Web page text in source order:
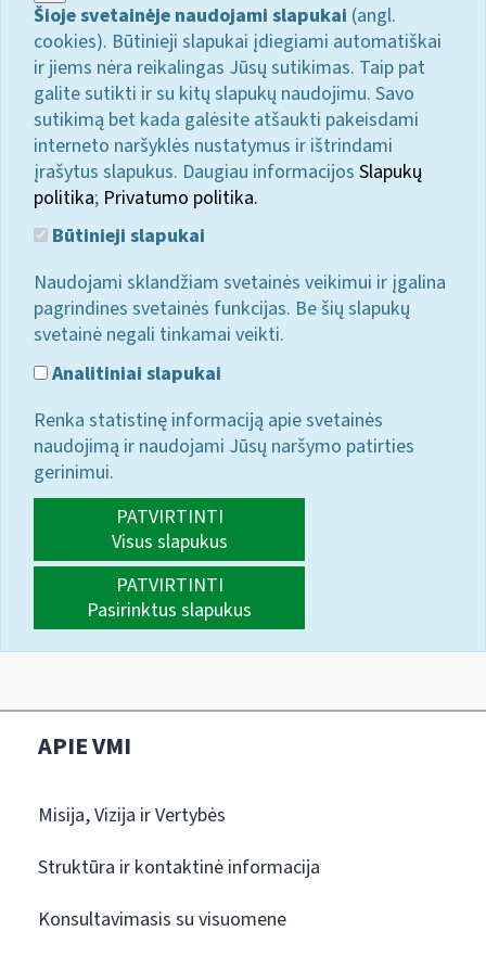
Šioje svetainėje naudojami slapukai (angl.
cookies). Būtinieji slapukai įdiegiami automatiškai
ir jiems nėra reikalingas Jūsų sutikimas. Taip pat
galite sutikti ir su kitų slapukų naudojimu. Savo
sutikimą bet kada galėsite atšaukti pakeisdami
interneto naršyklės nustatymus ir ištrindami
įrašytus slapukus. Daugiau informacijos Slapukų
politika; Privatumo politika.
Būtinieji slapukai
Naudojami sklandžiam svetainės veikimui ir įgalina
pagrindines svetainės funkcijas. Be šių slapukų
svetainė negali tinkamai veikti.
Analitiniai slapukai
Renka statistinę informaciją apie svetainės
naudojimą ir naudojami Jūsų naršymo patirties
gerinimui.
PATVIRTINTI
Visus slapukus
PATVIRTINTI
Pasirinktus slapukus
APIE VMI
Misija, Vizija ir Vertybės
Struktūra ir kontaktinė informacija
Konsultavimasis su visuomene